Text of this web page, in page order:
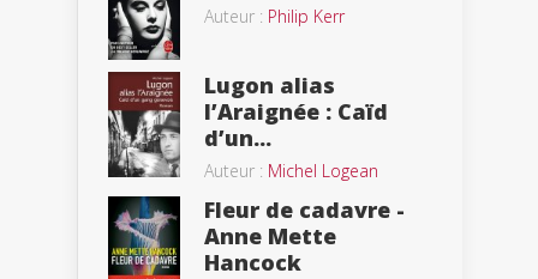
Auteur : Philip Kerr
Lugon alias
l’Araignée : Caïd
d’un...
Auteur : Michel Logean
Fleur de cadavre -
Anne Mette
Hancock